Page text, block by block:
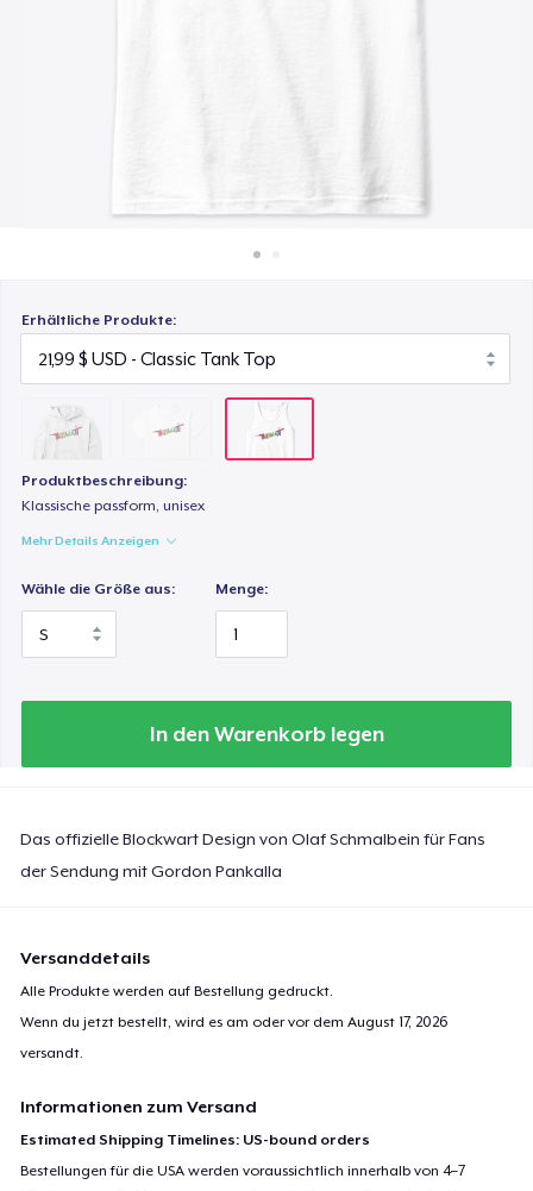
Erhältliche Produkte:
Produktbeschreibung:
Klassische passform, unisex
Mehr Details Anzeigen
Wähle die Größe aus: Menge:
In den Warenkorb legen
Das offizielle Blockwart Design von Olaf Schmalbein für Fans
der Sendung mit Gordon Pankalla
Versanddetails
Alle Produkte werden auf Bestellung gedruckt.
Wenn du jetzt bestellt, wird es am oder vor demAugust 17, 2026
versandt.
Informationen zum Versand
Estimated Shipping Timelines: US-bound orders
Bestellungen für die USA werden voraussichtlich innerhalb von 4–7